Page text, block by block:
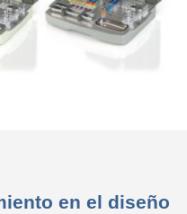
en el diseño